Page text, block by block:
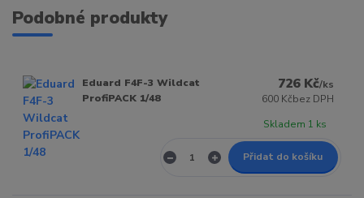
Podobné produkty
Eduard F4F-3 Wildcat
ProfiPACK 1/48
726 Kč/ks
600 Kčbez DPH
Skladem 1 ks
Přidat do košíku